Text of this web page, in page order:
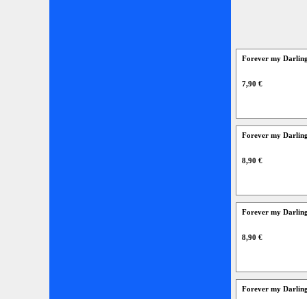
Forever my
7,90 €
Forever my
8,90 €
Forever my
8,90 €
Forever my